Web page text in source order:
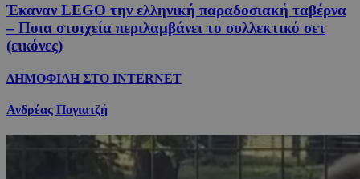
Έκαναν LEGO την ελληνική παραδοσιακή ταβέρνα
– Ποια στοιχεία περιλαμβάνει το συλλεκτικό σετ
(εικόνες)
ΔΗΜΟΦΙΛΗ ΣΤΟ INTERNET
Ανδρέας Πογιατζή